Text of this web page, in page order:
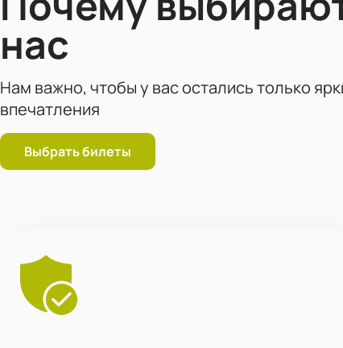
нас
Нам важно, чтобы у вас остались только
впечатления
Выбрать билеты